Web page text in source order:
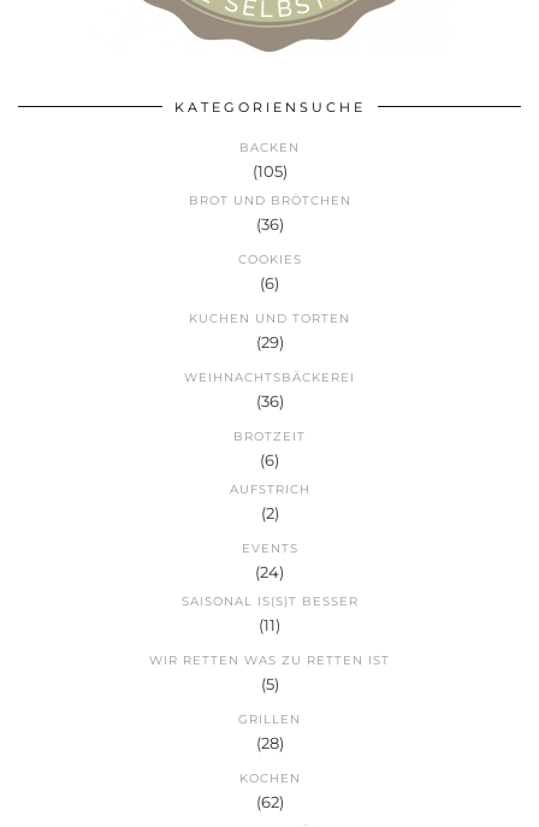
KATEGORIENSUCHE
BACKEN
(105)
BROT UND BRÖTCHEN
(36)
COOKIES
(6)
KUCHEN UND TORTEN
(29)
WEIHNACHTSBÄCKEREI
(36)
BROTZEIT
(6)
AUFSTRICH
(2)
EVENTS
(24)
SAISONAL IS(S)T BESSER
(11)
WIR RETTEN WAS ZU RETTEN IST
(5)
GRILLEN
(28)
KOCHEN
(62)